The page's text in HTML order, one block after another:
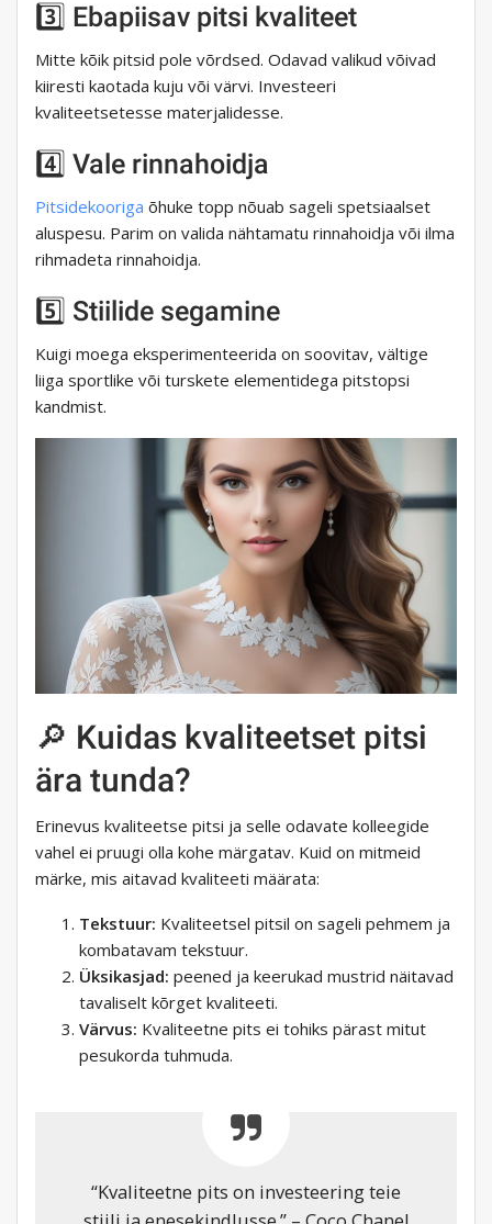
3️⃣ Ebapiisav pitsi kvaliteet
Mitte kõik pitsid pole võrdsed. Odavad valikud võivad
kiiresti kaotada kuju või värvi. Investeeri
kvaliteetsetesse materjalidesse.
4️⃣ Vale rinnahoidja
Pitsidekooriga õhuke topp nõuab sageli spetsiaalset
aluspesu. Parim on valida nähtamatu rinnahoidja või ilma
rihmadeta rinnahoidja.
5️⃣ Stiilide segamine
Kuigi moega eksperimenteerida on soovitav, vältige
liiga sportlike või turskete elementidega pitstopsi
kandmist.
🔎 Kuidas kvaliteetset pitsi
ära tunda?
Erinevus kvaliteetse pitsi ja selle odavate kolleegide
vahel ei pruugi olla kohe märgatav. Kuid on mitmeid
märke, mis aitavad kvaliteeti määrata:
Tekstuur: Kvaliteetsel pitsil on sageli pehmem ja
kombatavam tekstuur.
Üksikasjad: peened ja keerukad mustrid näitavad
tavaliselt kõrget kvaliteeti.
Värvus: Kvaliteetne pits ei tohiks pärast mitut
pesukorda tuhmuda.
“Kvaliteetne pits on investeering teie